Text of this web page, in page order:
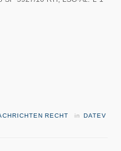
RECHT inDATEV